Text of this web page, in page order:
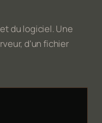
du logiciel. Une
d'un fichier